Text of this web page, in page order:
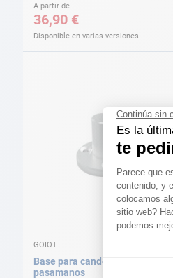
A partir de
36,90 €
Disponible en varias versiones
GOIOT
Base para candeleros y
pasamanos